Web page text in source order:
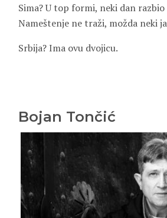
Sima? U top formi, neki dan
Nameštenje ne traži, možda neki
Srbija? Ima ovu dvojicu.
Bojan Tončić